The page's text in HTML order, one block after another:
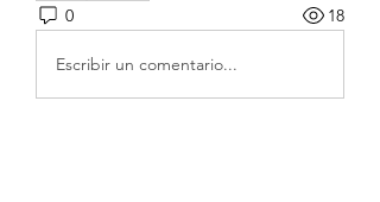
0 18
Escribir un comentario...